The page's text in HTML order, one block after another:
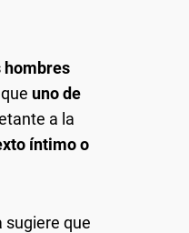
hombres
uno de
a la
íntimo o
sugiere que